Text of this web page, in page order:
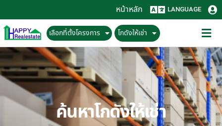
หน้าหลัก LANGUAGE
เลือกที่ตั้งโครงการ โกดังให้เช่า
ค้นหาโกดังให้เช่า